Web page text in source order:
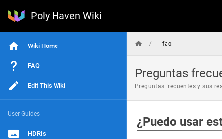
Poly Haven Wiki
Wiki Home
FAQ
Edit This Wiki
User Guides
HDRIs
/ faq
Preguntas
Preguntas frecuentes y sus
¿Puedo usar